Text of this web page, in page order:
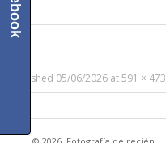
Published 05/06/2026 at591 × 473